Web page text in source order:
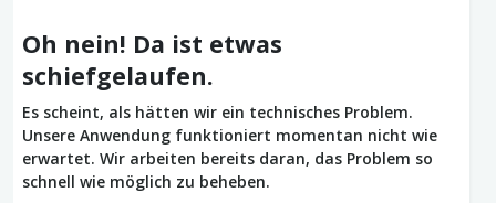
Oh nein! Da ist etwas
schiefgelaufen.
Es scheint, als hätten wir ein technisches Problem.
Unsere Anwendung funktioniert momentan nicht wie
erwartet. Wir arbeiten bereits daran, das Problem so
schnell wie möglich zu beheben.